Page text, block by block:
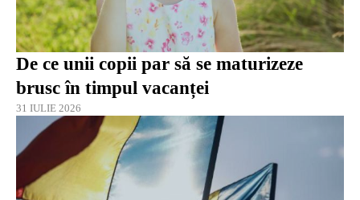
De ce unii copii par să se maturizeze
brusc în timpul vacanței
31 IULIE 2026